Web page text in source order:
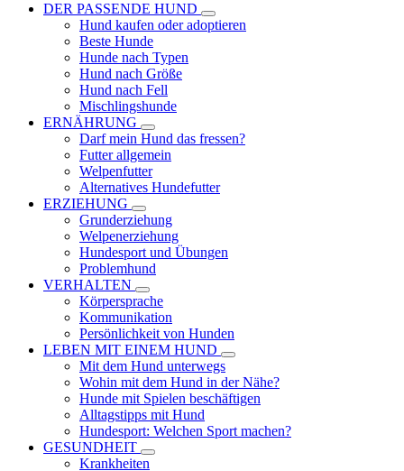
DER PASSENDE HUND
Hund kaufen oder adoptieren
Beste Hunde
Hunde nach Typen
Hund nach Größe
Hund nach Fell
Mischlingshunde
ERNÄHRUNG
Darf mein Hund das fressen?
Futter allgemein
Welpenfutter
Alternatives Hundefutter
ERZIEHUNG
Grunderziehung
Welpenerziehung
Hundesport und Übungen
Problemhund
VERHALTEN
Körpersprache
Kommunikation
Persönlichkeit von Hunden
LEBEN MIT EINEM HUND
Mit dem Hund unterwegs
Wohin mit dem Hund in der Nähe?
Hunde mit Spielen beschäftigen
Alltagstipps mit Hund
Hundesport: Welchen Sport machen?
GESUNDHEIT
Krankheiten